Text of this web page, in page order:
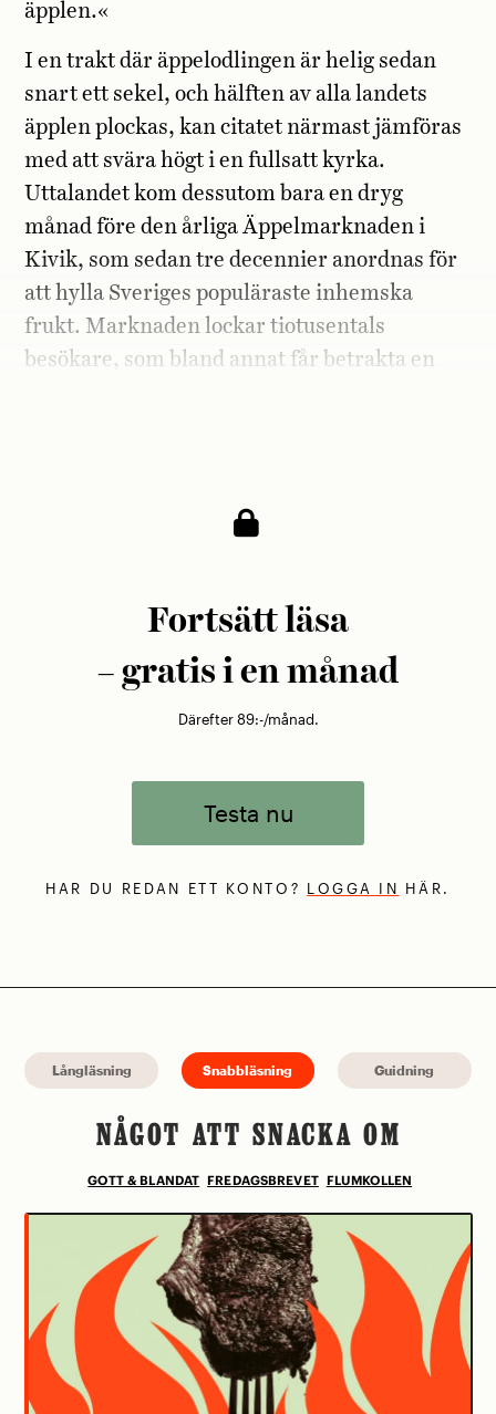
äpplen.«
I en trakt där äppelodlingen är helig sedan
snart ett sekel, och hälften av alla landets
äpplen plockas, kan citatet närmast jämföras
med att svära högt i en fullsatt kyrka.
Uttalandet kom dessutom bara en dryg
månad före den årliga Äppelmarknaden i
Kivik, som sedan tre decennier anordnas för
att hylla Sveriges populäraste inhemska
frukt. Marknaden lockar tiotusentals
besökare, som bland annat får betrakta en
Fortsätt läsa
– gratis i en månad
Därefter 89:-/månad.
Testa nu
HAR DU REDAN ETT KONTO? LOGGA IN HÄR.
Långläsning Snabbläsning Guidning
NÅGOT ATT SNACKA OM
GOTT & BLANDAT FREDAGSBREVET FLUMKOLLEN